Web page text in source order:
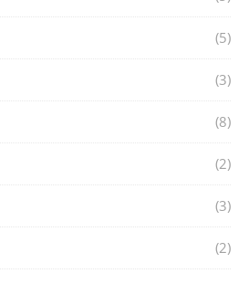
(5)
(3)
(8)
(2)
(3)
(2)